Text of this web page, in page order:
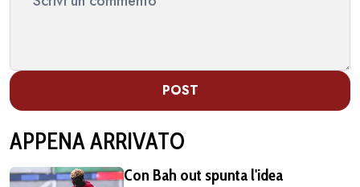
POST
APPENA ARRIVATO
Con Bah out spunta l'idea